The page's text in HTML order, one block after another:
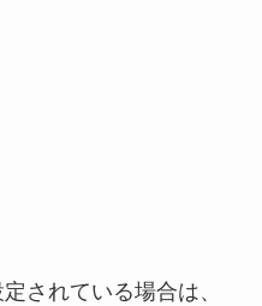
されている場合は、